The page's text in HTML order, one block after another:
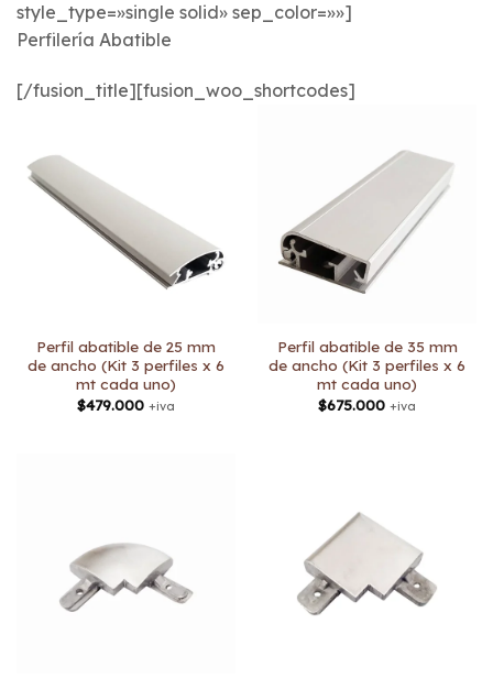
style_type=»single solid» sep_color=»»]
Perfilería Abatible
[/fusion_title][fusion_woo_shortcodes]
Perfil abatible de 25 mm
de ancho (Kit 3 perfiles x 6
mt cada uno)
$479.000 +iva
Perfil abatible de 35 mm
de ancho (Kit 3 perfiles x 6
mt cada uno)
$675.000 +iva